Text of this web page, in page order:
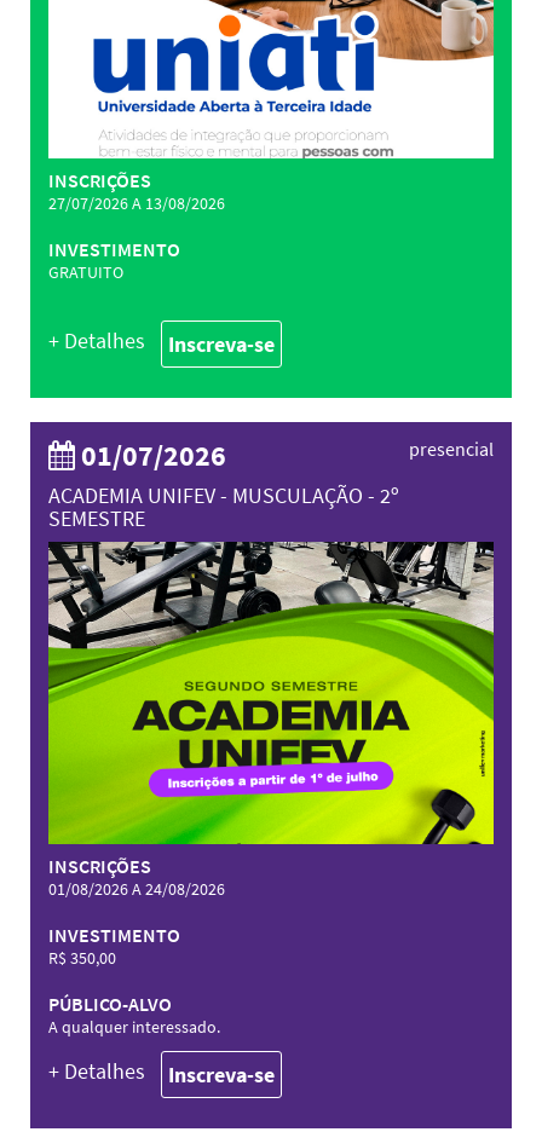
INSCRIÇÕES
27/07/2026 A 13/08/2026
INVESTIMENTO
GRATUITO
+ Detalhes Inscreva-se
presencial
01/07/2026
ACADEMIA UNIFEV - MUSCULAÇÃO - 2º
SEMESTRE
INSCRIÇÕES
01/08/2026 A 24/08/2026
INVESTIMENTO
R$ 350,00
PÚBLICO-ALVO
A qualquer interessado.
+ Detalhes Inscreva-se